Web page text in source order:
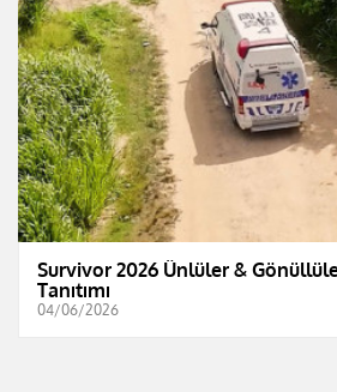
Survivor 2026 Ünlüler &
Tanıtımı
04/06/2026